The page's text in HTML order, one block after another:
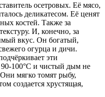
осетровых. Её мясо,
деликатесом. Её ценят
костей. Также за
И, конечно, за
вкус. Он богатый,
огурца и дичи.
эти
90-100°C и чистый дым не
мягко томят рыбу,
создается хрустящая,